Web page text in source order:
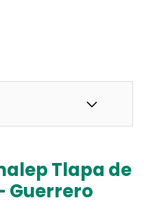
Tlapa de
Guerrero